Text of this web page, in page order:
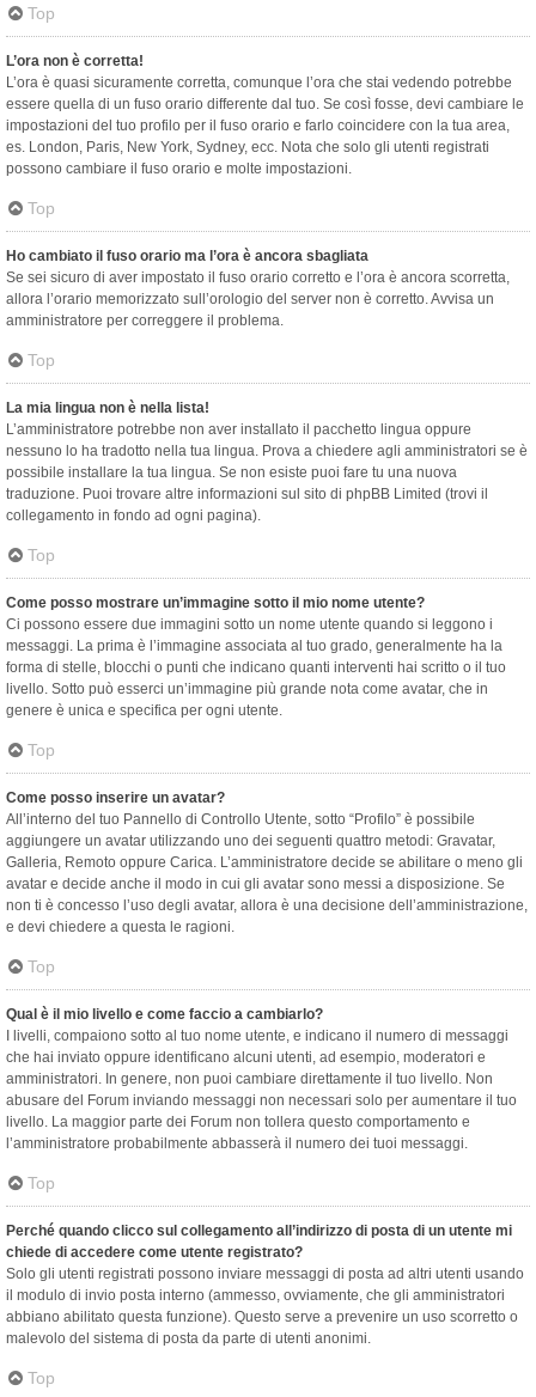
Top
L’ora non è corretta!
L’ora è quasi sicuramente corretta, comunque l’ora che stai vedendo potrebbe
essere quella di un fuso orario differente dal tuo. Se così fosse, devi cambiare le
impostazioni del tuo profilo per il fuso orario e farlo coincidere con la tua area,
es. London, Paris, New York, Sydney, ecc. Nota che solo gli utenti registrati
possono cambiare il fuso orario e molte impostazioni.
Top
Ho cambiato il fuso orario ma l’ora è ancora sbagliata
Se sei sicuro di aver impostato il fuso orario corretto e l’ora è ancora scorretta,
allora l’orario memorizzato sull’orologio del server non è corretto. Avvisa un
amministratore per correggere il problema.
Top
La mia lingua non è nella lista!
L’amministratore potrebbe non aver installato il pacchetto lingua oppure
nessuno lo ha tradotto nella tua lingua. Prova a chiedere agli amministratori se è
possibile installare la tua lingua. Se non esiste puoi fare tu una nuova
traduzione. Puoi trovare altre informazioni sul sito di phpBB Limited (trovi il
collegamento in fondo ad ogni pagina).
Top
Come posso mostrare un’immagine sotto il mio nome utente?
Ci possono essere due immagini sotto un nome utente quando si leggono i
messaggi. La prima è l’immagine associata al tuo grado, generalmente ha la
forma di stelle, blocchi o punti che indicano quanti interventi hai scritto o il tuo
livello. Sotto può esserci un’immagine più grande nota come avatar, che in
genere è unica e specifica per ogni utente.
Top
Come posso inserire un avatar?
All’interno del tuo Pannello di Controllo Utente, sotto “Profilo” è possibile
aggiungere un avatar utilizzando uno dei seguenti quattro metodi: Gravatar,
Galleria, Remoto oppure Carica. L’amministratore decide se abilitare o meno gli
avatar e decide anche il modo in cui gli avatar sono messi a disposizione. Se
non ti è concesso l’uso degli avatar, allora è una decisione dell’amministrazione,
e devi chiedere a questa le ragioni.
Top
Qual è il mio livello e come faccio a cambiarlo?
I livelli, compaiono sotto al tuo nome utente, e indicano il numero di messaggi
che hai inviato oppure identificano alcuni utenti, ad esempio, moderatori e
amministratori. In genere, non puoi cambiare direttamente il tuo livello. Non
abusare del Forum inviando messaggi non necessari solo per aumentare il tuo
livello. La maggior parte dei Forum non tollera questo comportamento e
l’amministratore probabilmente abbasserà il numero dei tuoi messaggi.
Top
Perché quando clicco sul collegamento all’indirizzo di posta di un utente mi
chiede di accedere come utente registrato?
Solo gli utenti registrati possono inviare messaggi di posta ad altri utenti usando
il modulo di invio posta interno (ammesso, ovviamente, che gli amministratori
abbiano abilitato questa funzione). Questo serve a prevenire un uso scorretto o
malevolo del sistema di posta da parte di utenti anonimi.
Top